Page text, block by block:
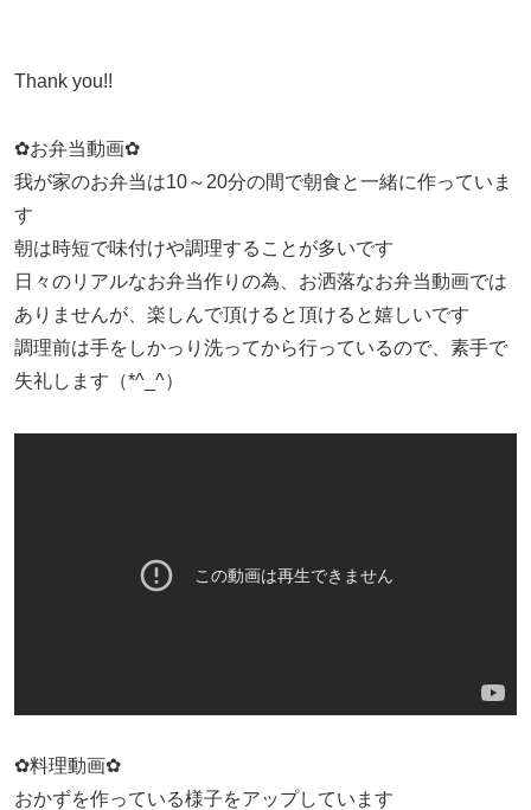
Thank you!!
✿お弁当動画✿
我が家のお弁当は10～20分の間で朝食と一緒に作っていま
す
朝は時短で味付けや調理することが多いです
日々のリアルなお弁当作りの為、お洒落なお弁当動画では
ありませんが、楽しんで頂けると頂けると嬉しいです
調理前は手をしかっり洗ってから行っているので、素手で
失礼します（*^_^）
✿料理動画✿
おかずを作っている様子をアップしています